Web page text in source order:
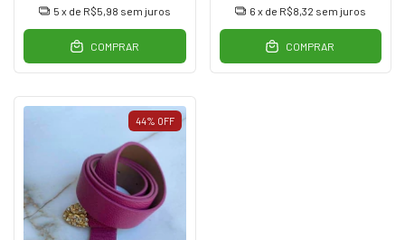
5 x de R$5,98 sem juros
COMPRAR
6 x de R$8,32 sem juros
COMPRAR
44% OFF